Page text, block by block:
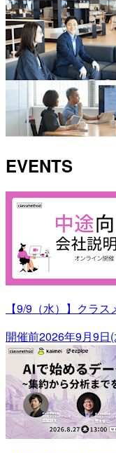
EVENTS
【9/9（水）】クラ
開催前2026年9月9日